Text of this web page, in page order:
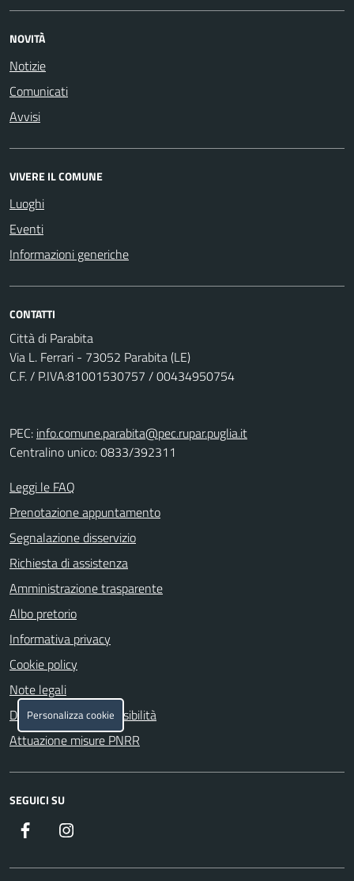
NOVITÀ
Notizie
Comunicati
Avvisi
VIVERE IL COMUNE
Luoghi
Eventi
Informazioni generiche
CONTATTI
Città di Parabita
Via L. Ferrari - 73052 Parabita (LE)
C.F. / P.IVA:81001530757 / 00434950754
PEC: info.comune.parabita@pec.rupar.puglia.it
Centralino unico: 0833/392311
Leggi le FAQ
Prenotazione appuntamento
Segnalazione disservizio
Richiesta di assistenza
Amministrazione trasparente
Albo pretorio
Informativa privacy
Cookie policy
Note legali
Dichiarazione di accessibilità
Attuazione misure PNRR
SEGUICI SU
Facebook
Personalizza cookie